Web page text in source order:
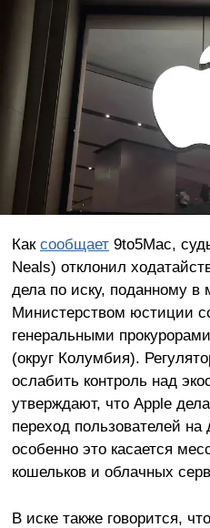
Как сообщает9to5Mac,
Neals) отклонил
дела по иску, поданному в
Министерством юстиции
генеральными
(округ Колумбия).
ослабить контроль над
утверждают, что Apple
переход пользователей
особенно это касается
кошельков и облачных
В иске также говорится,